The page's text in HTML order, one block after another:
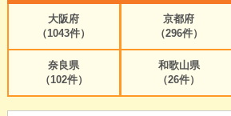
大阪府
（1043件）
京都府
（296件）
奈良県
（102件）
和歌山県
（26件）